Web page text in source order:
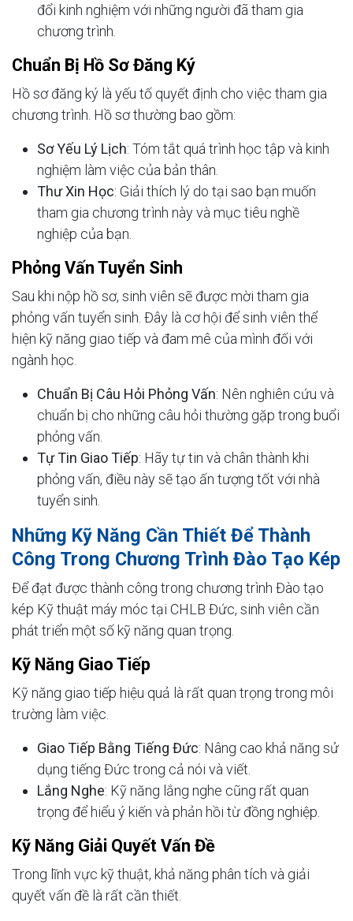
đổi kinh nghiệm với những người đã tham gia
chương trình.
Chuẩn Bị Hồ Sơ Đăng Ký
Hồ sơ đăng ký là yếu tố quyết định cho việc tham gia
chương trình. Hồ sơ thường bao gồm:
Sơ Yếu Lý Lịch: Tóm tắt quá trình học tập và kinh
nghiệm làm việc của bản thân.
Thư Xin Học: Giải thích lý do tại sao bạn muốn
tham gia chương trình này và mục tiêu nghề
nghiệp của bạn.
Phỏng Vấn Tuyển Sinh
Sau khi nộp hồ sơ, sinh viên sẽ được mời tham gia
phỏng vấn tuyển sinh. Đây là cơ hội để sinh viên thể
hiện kỹ năng giao tiếp và đam mê của mình đối với
ngành học.
Chuẩn Bị Câu Hỏi Phỏng Vấn: Nên nghiên cứu và
chuẩn bị cho những câu hỏi thường gặp trong buổi
phỏng vấn.
Tự Tin Giao Tiếp: Hãy tự tin và chân thành khi
phỏng vấn, điều này sẽ tạo ấn tượng tốt với nhà
tuyển sinh.
Những Kỹ Năng Cần Thiết Để Thành
Công Trong Chương Trình Đào Tạo Kép
Để đạt được thành công trong chương trình Đào tạo
kép Kỹ thuật máy móc tại CHLB Đức, sinh viên cần
phát triển một số kỹ năng quan trọng.
Kỹ Năng Giao Tiếp
Kỹ năng giao tiếp hiệu quả là rất quan trọng trong môi
trường làm việc.
Giao Tiếp Bằng Tiếng Đức: Nâng cao khả năng sử
dụng tiếng Đức trong cả nói và viết.
Lắng Nghe: Kỹ năng lắng nghe cũng rất quan
trọng để hiểu ý kiến và phản hồi từ đồng nghiệp.
Kỹ Năng Giải Quyết Vấn Đề
Trong lĩnh vực kỹ thuật, khả năng phân tích và giải
quyết vấn đề là rất cần thiết.